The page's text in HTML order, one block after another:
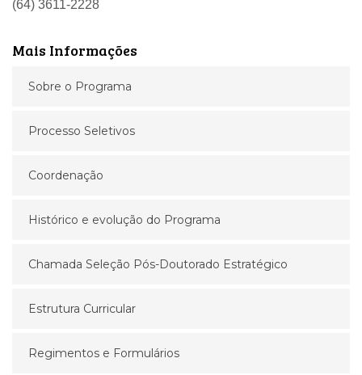
(64) 3611-2228
Mais Informações
Sobre o Programa
Processo Seletivos
Coordenação
Histórico e evolução do Programa
Chamada Seleção Pós-Doutorado Estratégico
Estrutura Curricular
Regimentos e Formulários